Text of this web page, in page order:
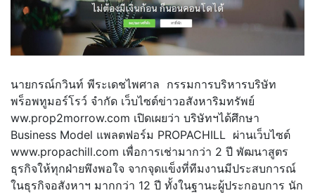
นายกรณ์กวินท์ พีระเดชไพศาล กรรมการบริหารบริษัท
พร็อพทูมอร์โรว์ จำกัด เว็บไซต์ข่าวอสังหาริมทรัพย์
ww.prop2morrow.com เปิดเผยว่า บริษัทฯได้ศึกษา
Business Model แพลตฟอร์ม PROPACHILL ผ่านเว็บไซต์
www.propachill.com เพื่อการเช่ามากว่า 2 ปี พัฒนาสูตร
ธุรกิจให้ทุกฝ่ายพึงพอใจ จากจุดแข็งที่ทีมงานมีประสบการณ์
ในธุรกิจอสังหาฯ มากกว่า 12 ปี ทั้งในฐานะผู้ประกอบการ นัก